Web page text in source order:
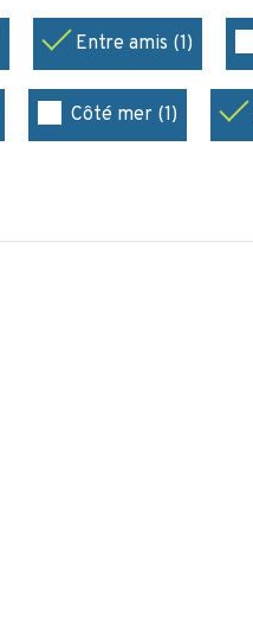
Entre amis (1)
Côté mer (1)